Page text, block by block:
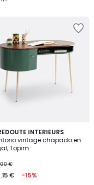
INTERIEURS
vintage chapado en
Topim
€
€ -15%